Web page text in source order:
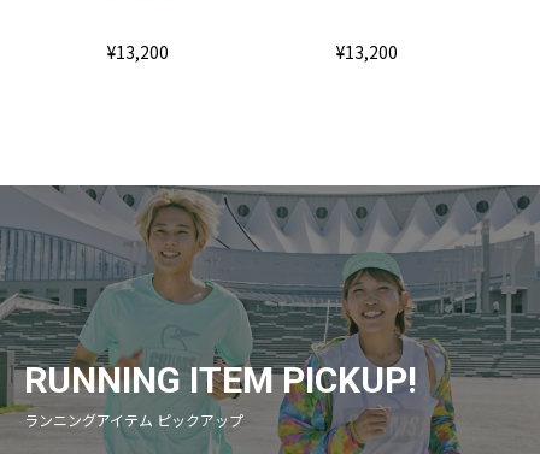
¥13,200 ¥13,200
RUNNING ITEM PICKUP!
ランニングアイテム ピックアップ